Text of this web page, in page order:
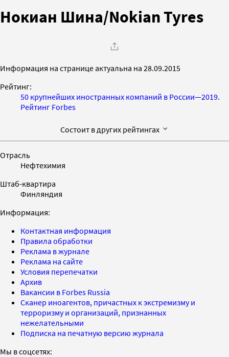
Нокиан Шина/Nokian Tyres
Информация на странице актуальна на 28.09.2015
Рейтинг:
50 крупнейших иностранных компаний в России—2019.
Рейтинг Forbes
Состоит в других рейтингах
Отрасль
Нефтехимия
Штаб-квартира
Финляндия
Информация:
Контактная информация
Правила обработки
Реклама в журнале
Реклама на сайте
Условия перепечатки
Архив
Вакансии в Forbes Russia
Сканер иноагентов, причастных к экстремизму и
терроризму и организаций, признанных
нежелательными
Подписка на печатную версию журнала
Мы в соцсетях: